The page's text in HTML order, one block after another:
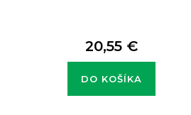
20,55 €
DO KOŠÍKA